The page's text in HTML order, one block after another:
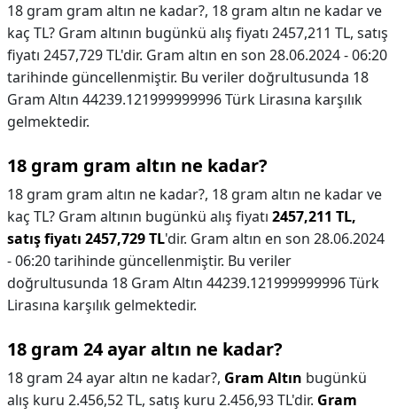
18 gram gram altın ne kadar?, 18 gram altın ne kadar ve
kaç TL? Gram altının bugünkü alış fiyatı 2457,211 TL, satış
fiyatı 2457,729 TL'dir. Gram altın en son 28.06.2024 - 06:20
tarihinde güncellenmiştir. Bu veriler doğrultusunda 18
Gram Altın 44239.121999999996 Türk Lirasına karşılık
gelmektedir.
18 gram gram altın ne kadar?
18 gram gram altın ne kadar?, 18 gram altın ne kadar ve
kaç TL? Gram altının bugünkü alış fiyatı 2457,211 TL,
satış fiyatı 2457,729 TL'dir. Gram altın en son 28.06.2024
- 06:20 tarihinde güncellenmiştir. Bu veriler
doğrultusunda 18 Gram Altın 44239.121999999996 Türk
Lirasına karşılık gelmektedir.
18 gram 24 ayar altın ne kadar?
18 gram 24 ayar altın ne kadar?, Gram Altın bugünkü
alış kuru 2.456,52 TL, satış kuru 2.456,93 TL'dir. Gram